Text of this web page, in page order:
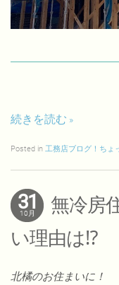
続きを読む
Posted in 工務店ブログ！ちょ
31
10月
無冷房
い理由は⁉
北橘のお住まいに！